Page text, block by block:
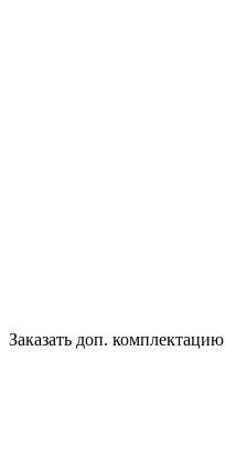
Заказать доп. комплектацию